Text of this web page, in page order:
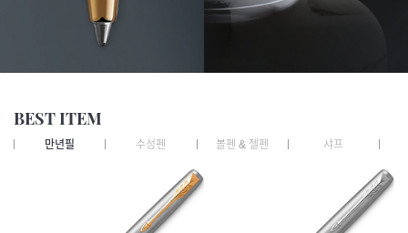
BEST ITEM
만년필 수성펜 볼펜 & 젤펜 샤프